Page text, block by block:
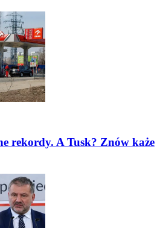
rekordy. A Tusk? Znów każe